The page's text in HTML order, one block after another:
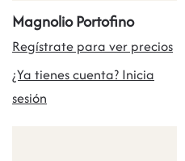
Magnolio Portofino
Regístrate para ver precios
¿Ya tienes cuenta? Inicia
sesión